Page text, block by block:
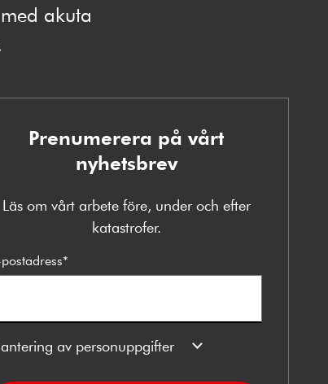
akuta
Prenumerera på vårt
nyhetsbrev
Läs om vårt arbete före, under och efter
katastrofer.
postadress*
av personuppgifter